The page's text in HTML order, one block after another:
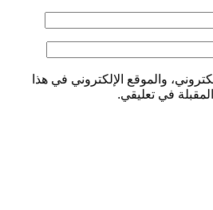
والموقع الإلكتروني في هذا
في تعليقي.